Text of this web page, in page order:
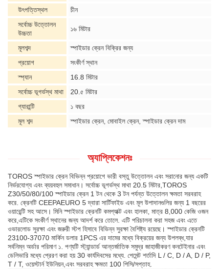
উৎপত্তিস্থল
চীন
সর্বোচ্চ উত্তোলন
উচ্চতা
১৬ মিটার
মূলশব্দ
স্পাইডার ক্রেন বিক্রির জন্য
প্রয়োগ
সংকীর্ণ স্থান
স্প্যান
16.8 মিটার
সর্বোচ্চ ভূগর্ভস্থ মাথা
20.৫ মিটার
গ্যারান্টি
১ বছর
মূল শব্দ
স্পাইডার ক্রেন, মোবাইল ক্রেন, স্পাইডার ক্রেন দাম
অ্যাপ্লিকেশনঃ
TOROS স্পাইডার ক্রেন বিভিন্ন প্রয়োগে ভারী বস্তু উত্তোলন এবং সরানোর জন্য একটি
নির্ভরযোগ্য এবং ব্যয়বহুল সমাধান। সর্বোচ্চ ভূগর্ভস্থ মাথা 20.5 মিটার,TOROS
Z30/50/80/100 স্পাইডার ক্রেন 1 টন থেকে 3 টন পর্যন্ত উত্তোলন ক্ষমতা সরবরাহ
করে. ক্রেনটি CEEPAEURO 5 দ্বারা সার্টিফাইড এবং মূল উপাদানগুলির জন্য 1 বছরের
ওয়ারেন্টি সহ আসে। মিনি স্পাইডার ক্রেনটি কমপ্যাক্ট এবং হালকা, মাত্র 8,000 কেজি ওজন
করে,এটিকে সংকীর্ণ স্থানের জন্য আদর্শ করে তোলে. এটি পরিচালনা করা সহজ এবং এতে
ওভারলোড সুরক্ষা এবং জরুরী স্টপ হিসাবে বিভিন্ন সুরক্ষা বৈশিষ্ট্য রয়েছে। স্পাইডার ক্রেনটি
23100-37070 মার্কিন ডলার 1PCS এর দামের মধ্যে বিক্রয়ের জন্য উপলব্ধ,যার
সর্বনিম্ন অর্ডার পরিমাণ ১. পণ্যটি স্ট্যান্ডার্ড আন্তর্জাতিক সমুদ্র জাহাজীকরণ কনটেইনার এবং
ডেলিভারি মধ্যে প্রেরণ করা হয় 30 কার্যদিবসের মধ্যে. পেমেন্ট শর্তাদি L / C, D / A, D / P,
T / T, ওয়েস্টার্ন ইউনিয়ন,এবং সরবরাহ ক্ষমতা 100 পিসি/সপ্তাহ.